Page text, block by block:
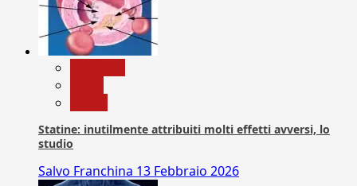
Statine: inutilmente attribuiti molti effetti avversi, lo
studio
Salvo Franchina 13 Febbraio 2026